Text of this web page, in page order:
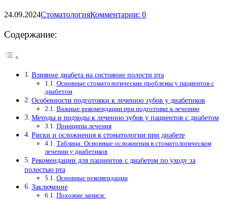
24.09.2024СтоматологияКомментарии: 0
Содержание:
Влияние диабета на состояние полости рта
Основные стоматологические проблемы у пациентов с
диабетом
Особенности подготовки к лечению зубов у диабетиков
Важные рекомендации при подготовке к лечению
Методы и подходы к лечению зубов у пациентов с диабетом
Принципы лечения
Риски и осложнения в стоматологии при диабете
Таблица: Основные осложнения в стоматологическом
лечении у диабетиков
Рекомендации для пациентов с диабетом по уходу за
полостью рта
Основные рекомендации
Заключение
Похожие записи: